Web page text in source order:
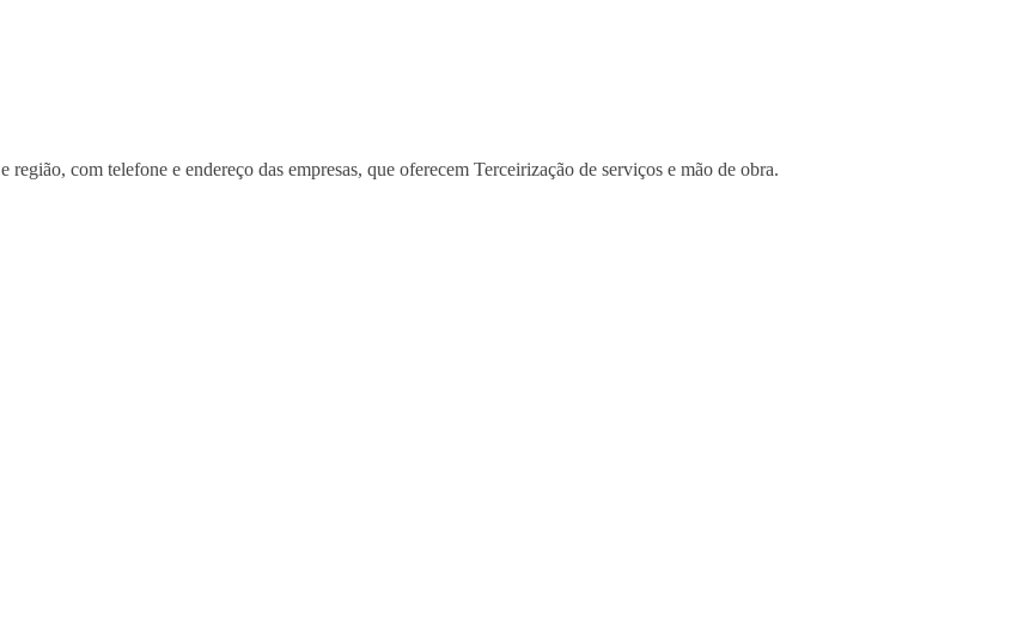
e região, com telefone e endereço das empresas, que oferecem Terceirização de serviços e mão de obra.